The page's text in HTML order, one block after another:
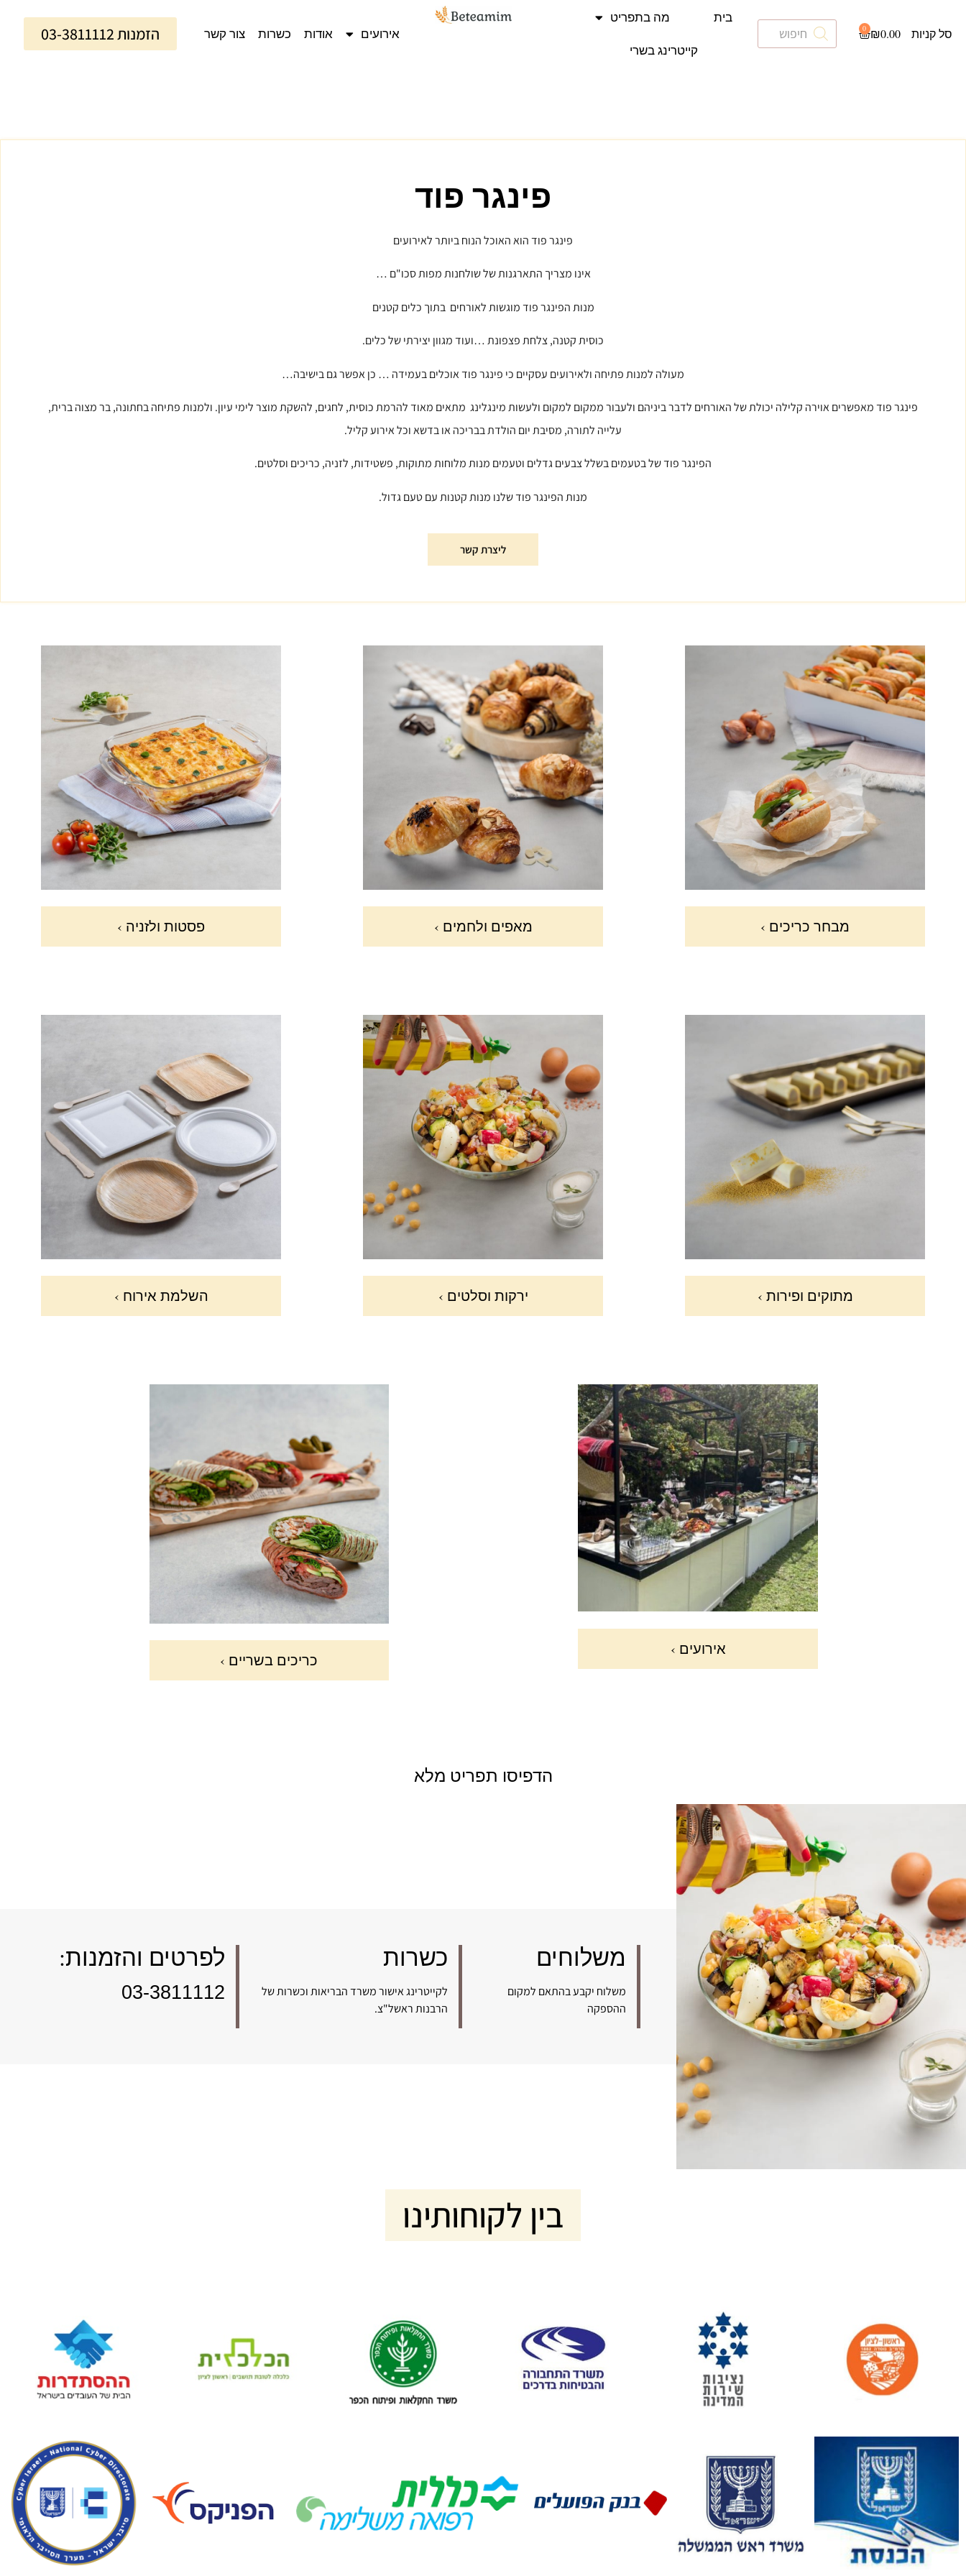
₪0.00
0
בית
מה בתפריט
קייטרינג בשרי
אירועים אודות כשרות צור קשר הזמנות 03-3811112
פינגר פוד
פינגר פוד הוא האוכל הנוח ביותר לאירועים
אינו מצריך התארגנות של שולחנות מפות סכו"ם …
מנות הפינגר פוד מוגשות לאורחים בתוך כלים קטנים
כוסית קטנה, צלחת פצפונת …ועוד מגוון יצירתי של כלים.
מעולה למנות פתיחה ולאירועים עסקיים כי פינגר פוד אוכלים בעמידה … כן אפשר גם בישיבה…
פינגר פוד מאפשרים אוירה קלילה יכולת של האורחים לדבר ביניהם ולעבור ממקום למקום ולעשות מינגלינג מתאים מאוד להרמת כוסית, לחגים, להשקת מוצר לימי עיון. ולמנות פתיחה בחתונה, בר מצוה ברית,
עלייה לתורה, מסיבת יום הולדת בבריכה או בדשא וכל אירוע קליל.
הפינגר פוד של בטעמים בשלל צבעים גדלים וטעמים מנות מלוחות מתוקות, פשטידות, לזניה, כריכים וסלטים.
מנות הפינגר פוד שלנו מנות קטנות עם טעם גדול.
ליצרת קשר
מבחר כריכים › מאפים ולחמים › פסטות ולזניה ›
מתוקים ופירות › ירקות וסלטים › השלמת אירוח ›
אירועים ›
כריכים בשריים ›
הדפיסו תפריט מלא
משלוחים
משלוח יקבע בהתאם למקום
ההספקה
כשרות
לקייטרינג אישור משרד הבריאות וכשרות של
הרבנות ראשל"צ.
לפרטים והזמנות:
03-3811112
בין לקוחותינו